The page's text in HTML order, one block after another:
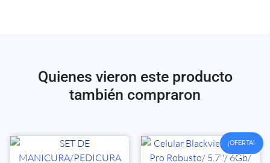
Quienes vieron este producto
también compraron
¡OFERTA!